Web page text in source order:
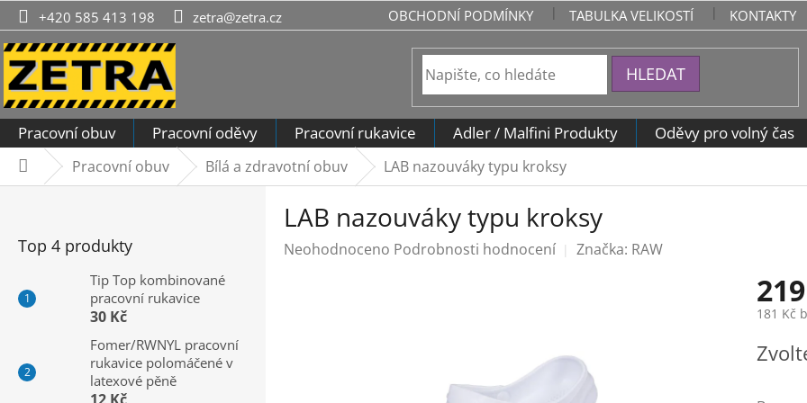
Přejít
na
obsah
+420 585 413 198 zetra@zetra.cz OBCHODNÍ PODMÍNKY TABULKA VELIKOSTÍ KONTAKTY
HLEDAT
Pracovní obuv Pracovní oděvy Pracovní rukavice Adler / Malfini Produkty Oděvy pro volný čas
DomůPracovní obuv Bílá a zdravotní obuv LAB nazouváky typu kroksy
Top 4 produkty
Tip Top kombinované
pracovní rukavice
30 Kč
Fomer/RWNYL pracovní
rukavice polomáčené v
latexové pěně
LAB nazouváky typu kroksy
Průměrné
Neohodnoceno Podrobnosti hodnocení Značka: RAW
181 Kč
cena: